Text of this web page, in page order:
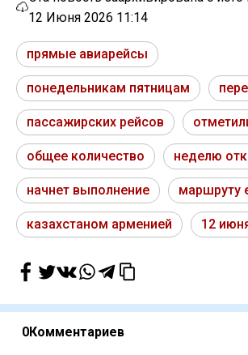
12 Июня 2026 11:14
прямые авиарейсы
понедельникам пятницам
пассажирских рейсов
общее количество неделю
начнет выполнение маршруту
казахстаном арменией 12
0Комментариев